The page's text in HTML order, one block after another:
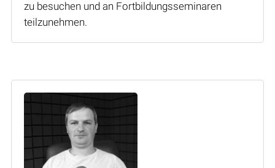
zu besuchen und an Fortbildungsseminaren
teilzunehmen.